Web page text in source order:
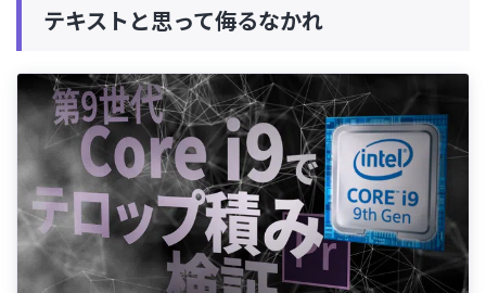
テキストと思って侮るなかれ